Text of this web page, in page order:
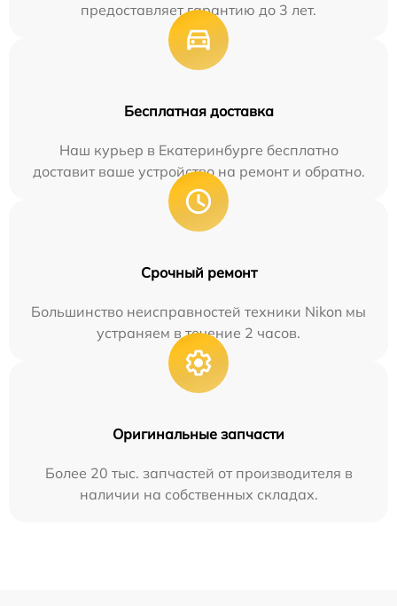
предоставляет гарантию до 3 лет.
Бесплатная доставка
Наш курьер в Екатеринбурге бесплатно
доставит ваше устройство на ремонт и обратно.
Срочный ремонт
Большинство неисправностей техники Nikon мы
устраняем в течение 2 часов.
Оригинальные запчасти
Более 20 тыс. запчастей от производителя в
наличии на собственных складах.